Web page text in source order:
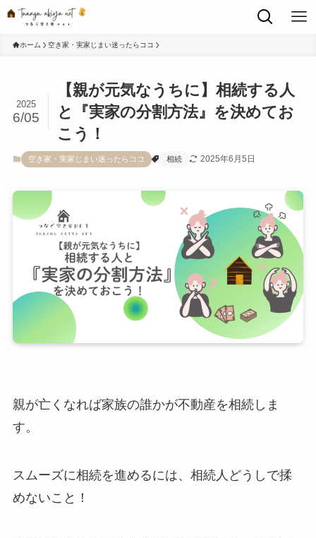
ホーム 空き家・実家じまい迷ったらココ
【親が元気なうちに】相続する人
と『実家の分割方法』を決めてお
こう！
2025
6/05
空き家・実家じまい迷ったらココ 相続 2025年6月5日
親が亡くなれば家族の誰かが不動産を相続しま
す。
スムーズに相続を進めるには、相続人どうしで揉
めないこと！